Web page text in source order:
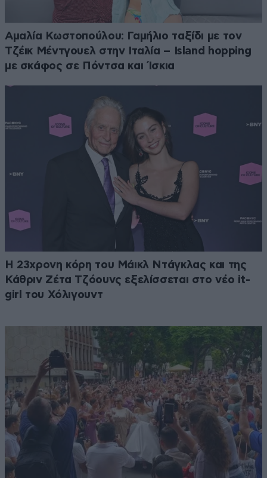
Αμαλία Κωστοπούλου: Γαμήλιο ταξίδι με τον
Τζέικ Μέντγουελ στην Ιταλία – Island hopping
με σκάφος σε Πόντσα και Ίσκια
Η 23χρονη κόρη τoυ Μάικλ Ντάγκλας και της
Κάθριν Ζέτα Τζόουνς εξελίσσεται στο νέο it-
girl του Χόλιγουντ